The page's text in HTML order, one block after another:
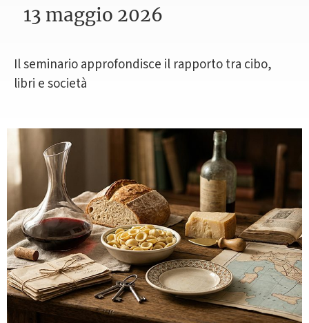
13 maggio 2026
Il seminario approfondisce il rapporto tra cibo,
libri e società